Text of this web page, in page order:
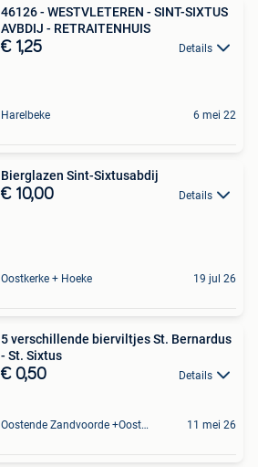
46126 - WESTVLETEREN - SINT-SIXTUS
AVBDIJ - RETRAITENHUIS
€ 1,25 Details
Harelbeke 6 mei 22
Bierglazen Sint-Sixtusabdij
€ 10,00 Details
Oostkerke + Hoeke 19 jul 26
5 verschillende bierviltjes St. Bernardus
- St. Sixtus
€ 0,50 Details
Oostende Zandvoorde +Oostende 11 mei 26